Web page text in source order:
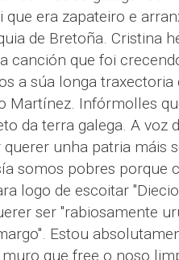
era zapateiro e
de Bretoña. Cristina
canción que foi
a súa longa traxectoria
Martínez. Infórmolles
da terra galega. A voz
unha patria máis
somos pobres porque
logo de escoitar
ser "rabiosamente
Estou
que free o noso